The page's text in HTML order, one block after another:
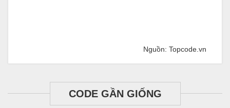
Nguồn: Topcode.vn
CODE GẦN GIỐNG